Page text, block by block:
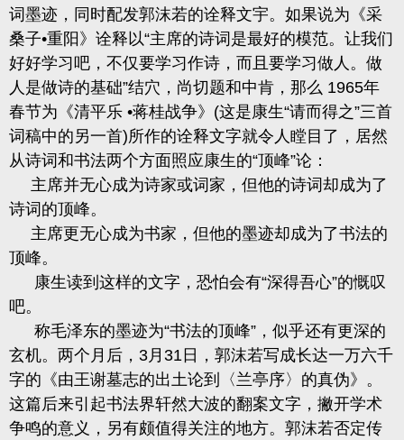
词墨迹，同时配发郭沫若的诠释文宇。如果说为《采
桑子•重阳》诠释以“主席的诗词是最好的模范。让我们
好好学习吧，不仅要学习作诗，而且要学习做人。做
人是做诗的基础”结穴，尚切题和中肯，那么 1965年
春节为《清平乐 •蒋桂战争》 (这是康生“请而得之”三首
词稿中的另一首)所作的诠释文字就令人瞠目了，居然
从诗词和书法两个方面照应康生的“顶峰”论：
主席并无心成为诗家或词家，但他的诗词却成为了
诗词的顶峰。
主席更无心成为书家，但他的墨迹却成为了书法的
顶峰。
康生读到这样的文字，恐怕会有“深得吾心”的慨叹
吧。
称毛泽东的墨迹为“书法的顶峰”，似乎还有更深的
玄机。两个月后， 3月 31 日，郭沫若写成长达一万六千
字的《由王谢墓志的出土论到〈兰亭序〉的真伪》。
这篇后来引起书法界轩然大波的翻案文字，撇开学术
争鸣的意义，另有颇值得关注的地方。郭沫若否定传